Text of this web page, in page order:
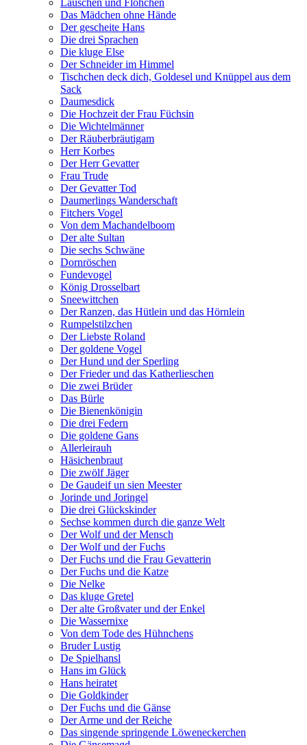
Läuschen und Flöhchen
Das Mädchen ohne Hände
Der gescheite Hans
Die drei Sprachen
Die kluge Else
Der Schneider im Himmel
Tischchen deck dich, Goldesel und Knüppel aus dem
Sack
Daumesdick
Die Hochzeit der Frau Füchsin
Die Wichtelmänner
Der Räuberbräutigam
Herr Korbes
Der Herr Gevatter
Frau Trude
Der Gevatter Tod
Daumerlings Wanderschaft
Fitchers Vogel
Von dem Machandelboom
Der alte Sultan
Die sechs Schwäne
Dornröschen
Fundevogel
König Drosselbart
Sneewittchen
Der Ranzen, das Hütlein und das Hörnlein
Rumpelstilzchen
Der Liebste Roland
Der goldene Vogel
Der Hund und der Sperling
Der Frieder und das Katherlieschen
Die zwei Brüder
Das Bürle
Die Bienenkönigin
Die drei Federn
Die goldene Gans
Allerleirauh
Häsichenbraut
Die zwölf Jäger
De Gaudeif un sien Meester
Jorinde und Joringel
Die drei Glückskinder
Sechse kommen durch die ganze Welt
Der Wolf und der Mensch
Der Wolf und der Fuchs
Der Fuchs und die Frau Gevatterin
Der Fuchs und die Katze
Die Nelke
Das kluge Gretel
Der alte Großvater und der Enkel
Die Wassernixe
Von dem Tode des Hühnchens
Bruder Lustig
De Spielhansl
Hans im Glück
Hans heiratet
Die Goldkinder
Der Fuchs und die Gänse
Der Arme und der Reiche
Das singende springende Löweneckerchen